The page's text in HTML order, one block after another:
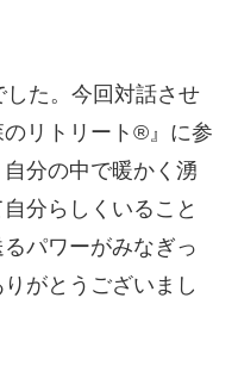
た。今回対話させ
リトリート®』に参
分の中で暖かく湧
分らしくいること
パワーがみなぎっ
がとうございまし